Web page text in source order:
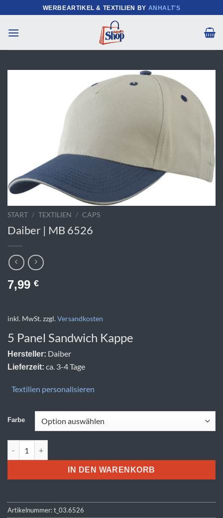
Inhalt
springen
WERBEARTIKEL & TEXTILIEN BY ANHALT'S
START / TEXTILIEN / CAPS
Daiber | MB 6526
7,99 €
inkl. MwSt.zzgl.Versandkosten
5 Panel Sandwich Kappe
Hersteller: Daiber
Lieferzeit: ca. 3-4 Tage
Textilien personalisieren
Farbe
IN DEN WARENKORB
Artikelnummer:t_03.6526